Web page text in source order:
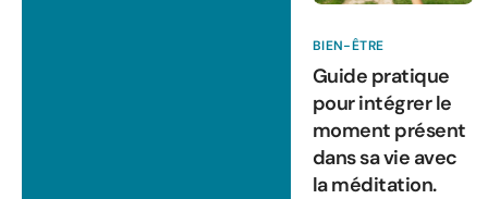
BIEN-ÊTRE
Guide pratique
pour intégrer le
moment présent
dans sa vie avec
la méditation.